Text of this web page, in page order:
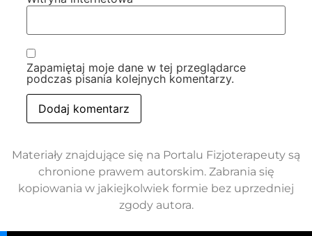
Zapamiętaj moje dane w tej przeglądarce
podczas pisania kolejnych komentarzy.
Materiały znajdujące się na Portalu Fizjoterapeuty są
chronione prawem autorskim. Zabrania się
kopiowania w jakiejkolwiek formie bez uprzedniej
zgody autora.